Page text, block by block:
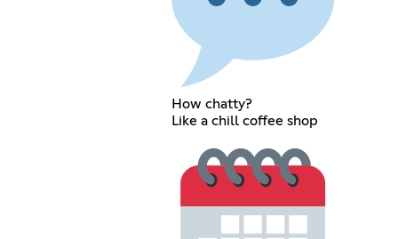
How chatty?
Like a chill coffee shop